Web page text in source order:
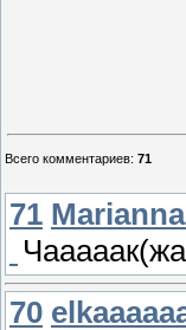
Всего комментариев: 71
71
70